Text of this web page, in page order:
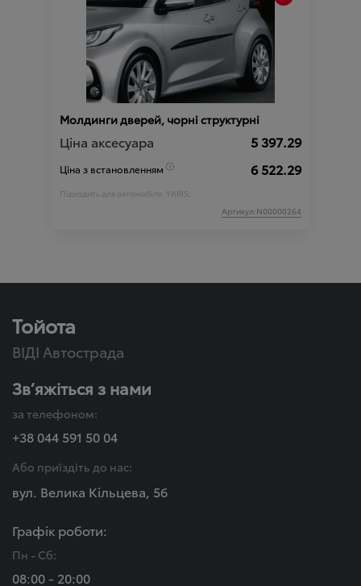
Молдинги дверей, чорні структурні
Ціна аксесуара 5 397.29
Ціна з встановленням 6 522.29
Підходить для автомобіля :YARIS;
Артикул:N00000264
Тойота
ВІДІ Автострада
Зв’яжіться з нами
за телефоном:
+38 044 591 50 04
Або приїздіть до нас:
вул. Велика Кільцева, 56
Графік роботи:
Пн - Сб:
08:00 - 20:00